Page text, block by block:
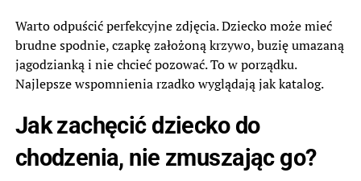
Warto odpuścić perfekcyjne zdjęcia. Dziecko może mieć
brudne spodnie, czapkę założoną krzywo, buzię umazaną
jagodzianką i nie chcieć pozować. To w porządku.
Najlepsze wspomnienia rzadko wyglądają jak katalog.
Jak zachęcić dziecko do
chodzenia, nie zmuszając go?